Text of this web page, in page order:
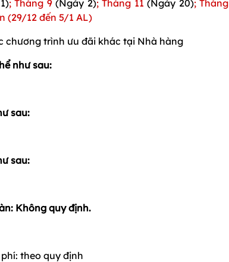
; Tháng 9(Ngày 2); Tháng 11(Ngày 20); Tháng
(29/12 đến 5/1 AL)
chương trình ưu đãi khác tại Nhà hàng
như sau:
sau:
sau:
Không quy định.
theo quy định